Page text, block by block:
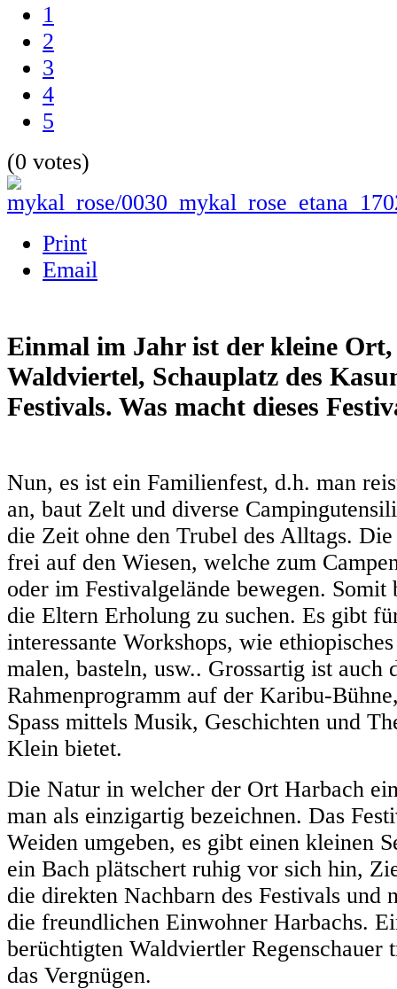
1
2
3
4
5
(0 votes)
Print
Email
Einmal im Jahr ist der kleine
Waldviertel, Schauplatz des
Festivals. Was macht dieses
Nun, es ist ein Familienfest, d.h. man
an, baut Zelt und diverse
die Zeit ohne den Trubel des Alltags.
frei auf den Wiesen, welche zum
oder im Festivalgelände bewegen.
die Eltern Erholung zu suchen. Es gibt
interessante Workshops, wie
malen, basteln, usw.. Grossartig ist auch
Rahmenprogramm auf der Karibu-
Spass mittels Musik, Geschichten und
Klein bietet.
Die Natur in welcher der Ort Harbach
man als einzigartig bezeichnen. Das
Weiden umgeben, es gibt einen kleinen
ein Bach plätschert ruhig vor sich hin,
die direkten Nachbarn des Festivals und
die freundlichen Einwohner Harbachs.
berüchtigten Waldviertler Regenschauer
das Vergnügen.